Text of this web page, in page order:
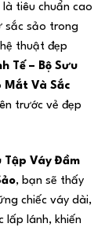
tiêu chuẩn cao
sắc sảo trong
thuật đẹp
Tế – Bộ Sưu
Mắt Và Sắc
trước vẻ đẹp
Tập Váy Đầm
, bạn sẽ thấy
chiếc váy dài,
lấp lánh, khiến